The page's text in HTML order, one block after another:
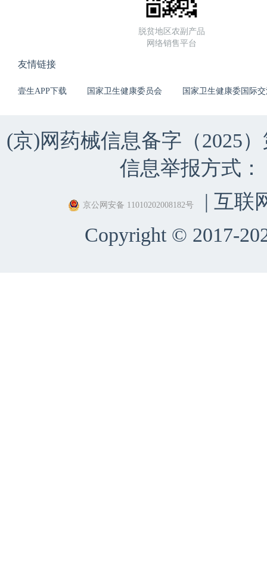
脱贫地区农副产品
网络销售平台
友情链接
壹生APP下载 国家卫生健康委员会 国家卫生健康委国际
(京)网药械信息备字（2025
信息举报方式：
京公网安备 11010202008182号
| 互联
Copyright © 2017-